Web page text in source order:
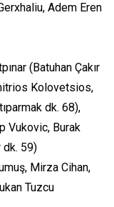
Adem Eren
(Batuhan Çakır
Kolovetsios,
dk. 68),
Vukovic, Burak
dk. 59)
Mirza Cihan,
Tuzcu